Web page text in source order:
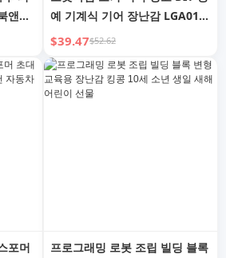
앤드
(드
예 기계식 기어 장난감 LGA01
마블 나이트 시티 3D 나무 퍼즐
(드롭 배송용)
$39.47$52.62
포머
프로그래밍 로봇 조립 빌딩 블록